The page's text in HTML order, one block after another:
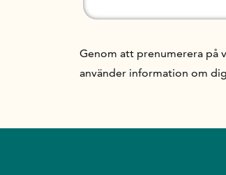
Genom att prenumerera på
använder information om